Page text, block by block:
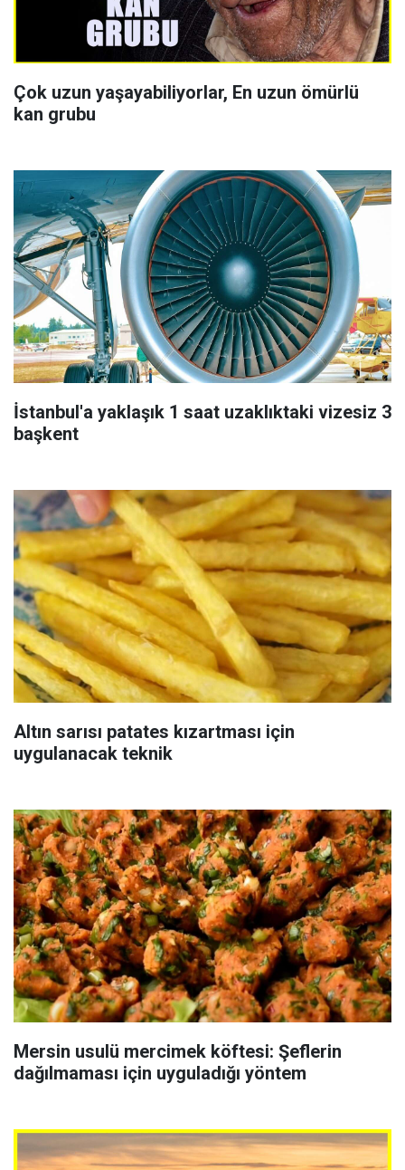
Çok uzun yaşayabiliyorlar, En uzun ömürlü
kan grubu
İstanbul'a yaklaşık 1 saat uzaklıktaki vizesiz 3
başkent
Altın sarısı patates kızartması için
uygulanacak teknik
Mersin usulü mercimek köftesi: Şeflerin
dağılmaması için uyguladığı yöntem